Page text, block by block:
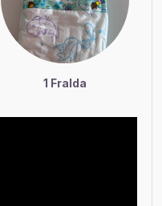
1 Fralda